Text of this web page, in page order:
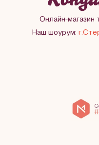
Онлайн-магазин
Наш шоурум: